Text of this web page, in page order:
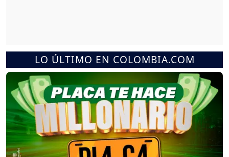
LO ÚLTIMO EN COLOMBIA.COM